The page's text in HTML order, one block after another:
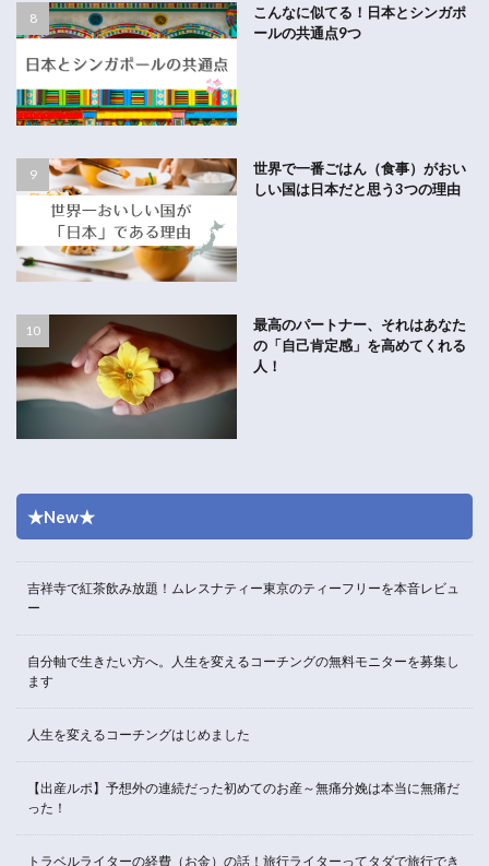
こんなに似てる！日本とシンガポ
ールの共通点9つ
世界で一番ごはん（食事）がおい
しい国は日本だと思う3つの理由
最高のパートナー、それはあなた
の「自己肯定感」を高めてくれる
人！
★New★
吉祥寺で紅茶飲み放題！ムレスナティー東京のティーフリーを本音レビュ
ー
自分軸で生きたい方へ。人生を変えるコーチングの無料モニターを募集し
ます
人生を変えるコーチングはじめました
【出産ルポ】予想外の連続だった初めてのお産～無痛分娩は本当に無痛だ
った！
トラベルライターの経費（お金）の話！旅行ライターってタダで旅行でき